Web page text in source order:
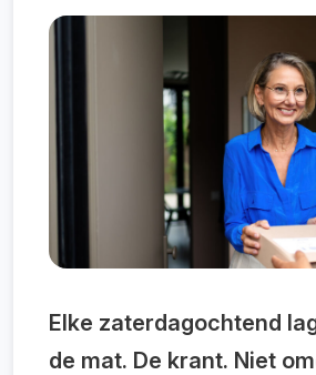
Elke zaterdagochtend
de mat. De krant. Niet